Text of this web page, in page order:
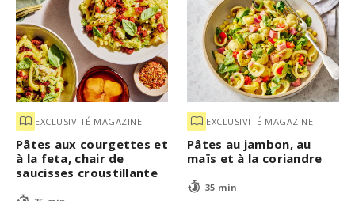
EXCLUSIVITÉ MAGAZINE
Pâtes aux courgettes et
à la feta, chair de
saucisses croustillante
EXCLUSIVITÉ MAGAZINE
Pâtes au jambon, au
maïs et à la coriandre
35 min